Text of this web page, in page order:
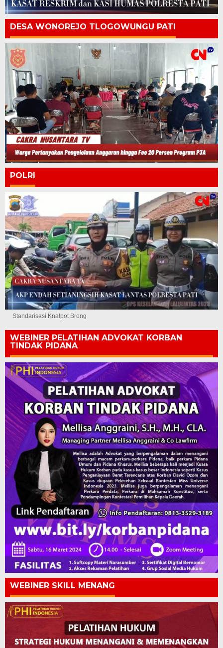
DESA WONOREJO TLOGOWUNGU PATI
POLRI
Standarisasi Knalpot Brong
WEBINER PELATIHAN ADVOKAT KORBAN
TINDAK PIDANA
WEBINER SKILL MENANG